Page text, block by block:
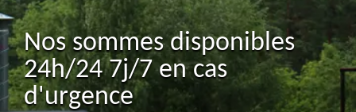
Nos sommes disponibles
24h/24 7j/7 en cas
d'urgence